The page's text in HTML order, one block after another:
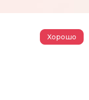
Хорошо